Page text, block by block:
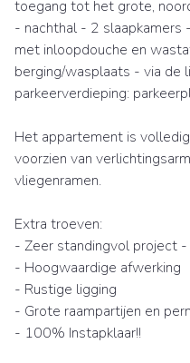
toegang tot het grote,
- nachthal - 2
met inloopdouche en
berging/wasplaats - via de
parkeerverdieping:
Het appartement is
voorzien van
vliegenramen.
Extra troeven:
- Zeer standingvol project
- Hoogwaardige afwerking
- Rustige ligging
- Grote raampartijen en
- 100% Instapklaar!!